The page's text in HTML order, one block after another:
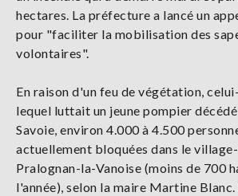
hectares. La préfecture a lancé un
pour "faciliter la mobilisation des
volontaires".
En raison d'un feu de végétation,
lequel luttait un jeune pompier
Savoie, environ 4.000 à 4.500
actuellement bloquées dans le
Pralognan-la-Vanoise (moins de 700
l'année), selon la maire Martine